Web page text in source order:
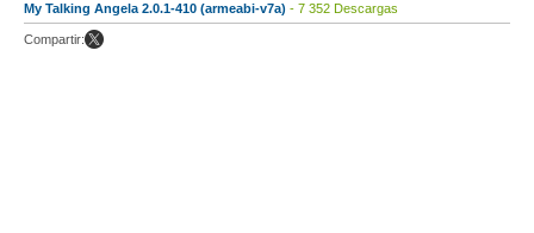
My Talking Angela 2.0.1-410 (armeabi-v7a) - 7 352 Descargas
Compartir: